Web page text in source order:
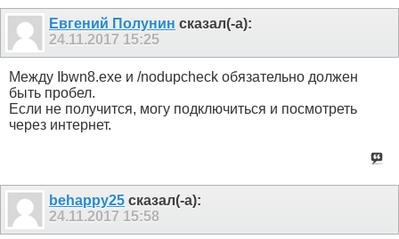
Евгений Полунин сказал(-а):
24.11.2017 15:25
Между Ibwn8.exe и /nodupcheck обязательно должен
быть пробел.
Если не получится, могу подключиться и посмотреть
через интернет.
behappy25 сказал(-а):
24.11.2017 15:58